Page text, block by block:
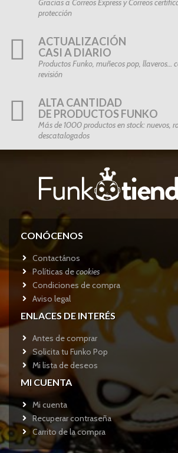
Gracias a Correos Express y Correos
protección
ACTUALIZACIÓN
CASI A DIARIO
Productos Funko, muñecos pop, llaveros…
revisión
ALTA CANTIDAD
DE PRODUCTOS FUNKO
Más de 1000 productos en stock: nuevos,
descatalogados
CONÓCENOS
Contactános
Políticas decookies
Condiciones de compra
Aviso legal
ENLACES DE INTERÉS
Antes de comprar
Solicita tu Funko Pop
Mi lista de deseos
MI CUENTA
Mi cuenta
Recuperar contraseña
Carrito de la compra